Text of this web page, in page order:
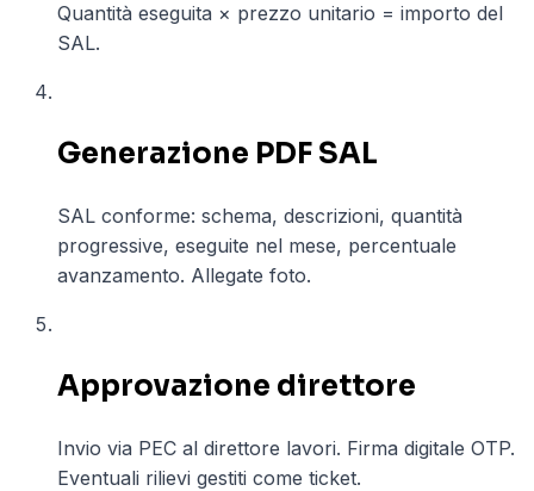
Quantità eseguita × prezzo unitario = importo del
SAL.
Generazione PDF SAL
SAL conforme: schema, descrizioni, quantità
progressive, eseguite nel mese, percentuale
avanzamento. Allegate foto.
Approvazione direttore
Invio via PEC al direttore lavori. Firma digitale OTP.
Eventuali rilievi gestiti come ticket.